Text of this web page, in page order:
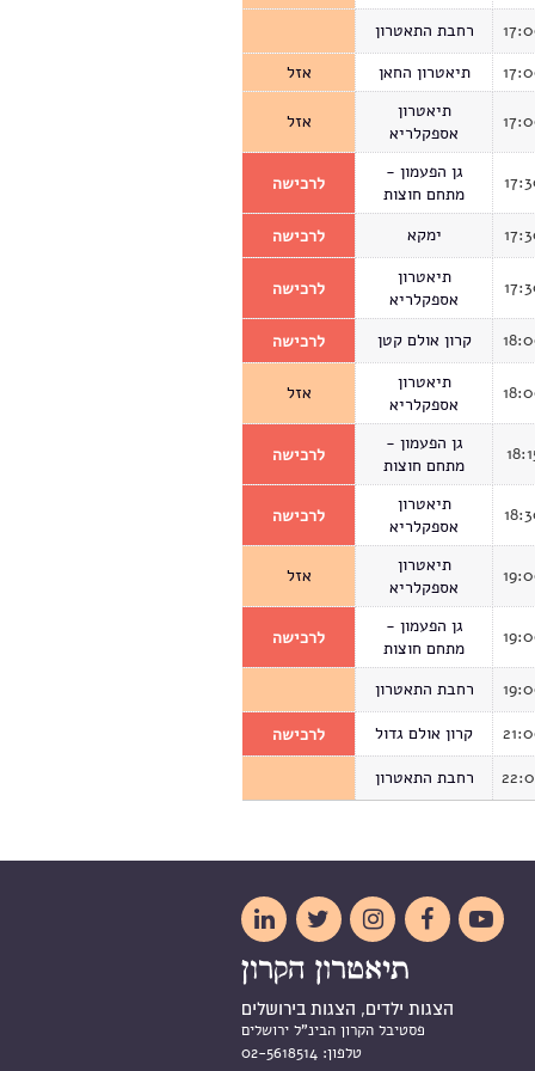
רחבת התאטרון
תיאטרון החאן אזל
תיאטרון
אספקלריא
אזל
גן הפעמון -
מתחם חוצות
לרכישה
ימקא לרכישה
תיאטרון
אספקלריא
לרכישה
קרון אולם קטן לרכישה
תיאטרון
אספקלריא
אזל
גן הפעמון -
מתחם חוצות
לרכישה
תיאטרון
אספקלריא
לרכישה
תיאטרון
אספקלריא
אזל
גן הפעמון -
מתחם חוצות
לרכישה
רחבת התאטרון
קרון אולם גדול
לרכישה
רחבת התאטרון





הצגות ילדים, הצגות בירושלים
פסטיבל הקרון הבינ"ל ירושלים
טלפון: